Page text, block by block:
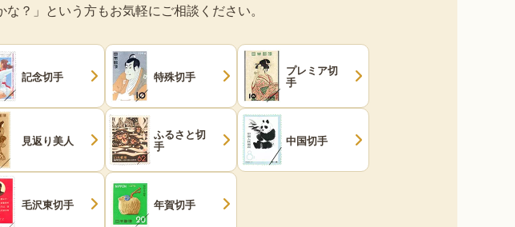
な？」という方もお気軽にご相談ください。
記念切手 特殊切手 プレミア切
手
見返り美人 ふるさと切
手 中国切手
毛沢東切手 年賀切手